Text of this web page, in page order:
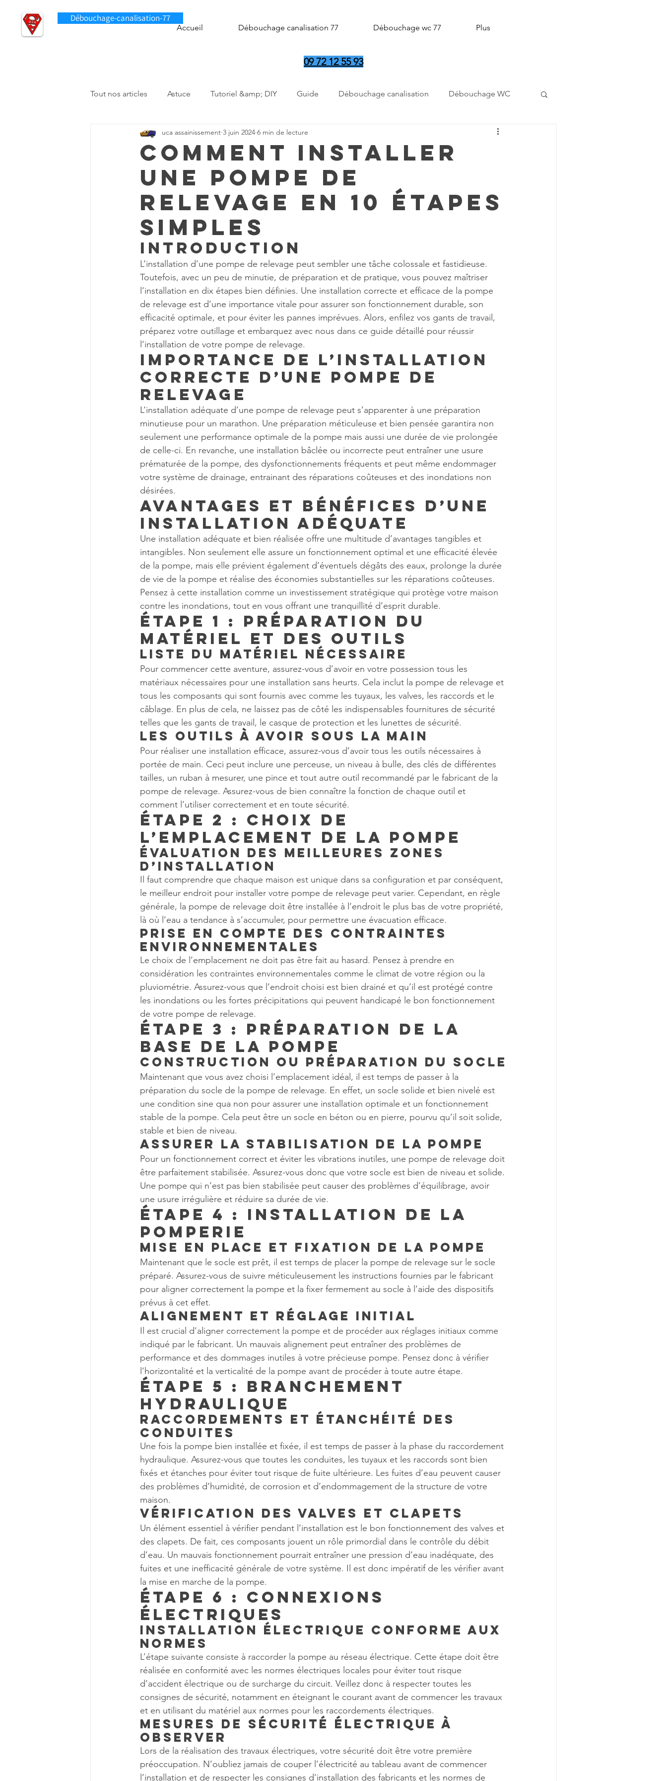
Débouchage-canalisation-77
Accueil Débouchage canalisation 77 Débouchage wc 77 Plus
09 72 12 55 93
Tout nos articles Astuce Tutoriel &amp; DIY Guide Débouchage canalisation Débouchage WC
Curage canalisation Pompe de relevage
Comment Installer
une Pompe de
Relevage en 10 Étapes
Simples
uca assainissement 3 juin 2024 6 min de lecture
Introduction
L’installation d’une pompe de relevage peut sembler une tâche colossale et fastidieuse.
Toutefois, avec un peu de minutie, de préparation et de pratique, vous pouvez maîtriser
l’installation en dix étapes bien définies. Une installation correcte et efficace de la pompe
de relevage est d’une importance vitale pour assurer son fonctionnement durable, son
efficacité optimale, et pour éviter les pannes imprévues. Alors, enfilez vos gants de travail,
préparez votre outillage et embarquez avec nous dans ce guide détaillé pour réussir
l’installation de votre pompe de relevage.
Importance de l’installation
correcte d’une pompe de
relevage
L’installation adéquate d’une pompe de relevage peut s’apparenter à une préparation
minutieuse pour un marathon. Une préparation méticuleuse et bien pensée garantira non
seulement une performance optimale de la pompe mais aussi une durée de vie prolongée
de celle-ci. En revanche, une installation bâclée ou incorrecte peut entraîner une usure
prématurée de la pompe, des dysfonctionnements fréquents et peut même endommager
votre système de drainage, entrainant des réparations coûteuses et des inondations non
désirées.
Avantages et bénéfices d’une
installation adéquate
Une installation adéquate et bien réalisée offre une multitude d’avantages tangibles et
intangibles. Non seulement elle assure un fonctionnement optimal et une efficacité élevée
de la pompe, mais elle prévient également d’éventuels dégâts des eaux, prolonge la durée
de vie de la pompe et réalise des économies substantielles sur les réparations coûteuses.
Pensez à cette installation comme un investissement stratégique qui protège votre maison
contre les inondations, tout en vous offrant une tranquillité d’esprit durable.
Étape 1 : Préparation du
Matériel et des Outils
Liste du matériel nécessaire
Pour commencer cette aventure, assurez-vous d’avoir en votre possession tous les
matériaux nécessaires pour une installation sans heurts. Cela inclut la pompe de relevage et
tous les composants qui sont fournis avec comme les tuyaux, les valves, les raccords et le
câblage. En plus de cela, ne laissez pas de côté les indispensables fournitures de sécurité
telles que les gants de travail, le casque de protection et les lunettes de sécurité.
Les outils à avoir sous la main
Pour réaliser une installation efficace, assurez-vous d’avoir tous les outils nécessaires à
portée de main. Ceci peut inclure une perceuse, un niveau à bulle, des clés de différentes
tailles, un ruban à mesurer, une pince et tout autre outil recommandé par le fabricant de la
pompe de relevage. Assurez-vous de bien connaître la fonction de chaque outil et
comment l’utiliser correctement et en toute sécurité.
Étape 2 : Choix de
l’Emplacement de la Pompe
Évaluation des meilleures zones
d’installation
Il faut comprendre que chaque maison est unique dans sa configuration et par conséquent,
le meilleur endroit pour installer votre pompe de relevage peut varier. Cependant, en règle
générale, la pompe de relevage doit être installée à l’endroit le plus bas de votre propriété,
là où l’eau a tendance à s’accumuler, pour permettre une évacuation efficace.
Prise en compte des contraintes
environnementales
Le choix de l’emplacement ne doit pas être fait au hasard. Pensez à prendre en
considération les contraintes environnementales comme le climat de votre région ou la
pluviométrie. Assurez-vous que l’endroit choisi est bien drainé et qu’il est protégé contre
les inondations ou les fortes précipitations qui peuvent handicapé le bon fonctionnement
de votre pompe de relevage.
Étape 3 : Préparation de la
Base de la Pompe
Construction ou préparation du socle
Maintenant que vous avez choisi l’emplacement idéal, il est temps de passer à la
préparation du socle de la pompe de relevage. En effet, un socle solide et bien nivelé est
une condition sine qua non pour assurer une installation optimale et un fonctionnement
stable de la pompe. Cela peut être un socle en béton ou en pierre, pourvu qu’il soit solide,
stable et bien de niveau.
Assurer la stabilisation de la pompe
Pour un fonctionnement correct et éviter les vibrations inutiles, une pompe de relevage doit
être parfaitement stabilisée. Assurez-vous donc que votre socle est bien de niveau et solide.
Une pompe qui n’est pas bien stabilisée peut causer des problèmes d’équilibrage, avoir
une usure irrégulière et réduire sa durée de vie.
Étape 4 : Installation de la
Pomperie
Mise en place et fixation de la pompe
Maintenant que le socle est prêt, il est temps de placer la pompe de relevage sur le socle
préparé. Assurez-vous de suivre méticuleusement les instructions fournies par le fabricant
pour aligner correctement la pompe et la fixer fermement au socle à l’aide des dispositifs
prévus à cet effet.
Alignement et réglage initial
Il est crucial d’aligner correctement la pompe et de procéder aux réglages initiaux comme
indiqué par le fabricant. Un mauvais alignement peut entraîner des problèmes de
performance et des dommages inutiles à votre précieuse pompe. Pensez donc à vérifier
l’horizontalité et la verticalité de la pompe avant de procéder à toute autre étape.
Étape 5 : Branchement
Hydraulique
Raccordements et étanchéité des
conduites
Une fois la pompe bien installée et fixée, il est temps de passer à la phase du raccordement
hydraulique. Assurez-vous que toutes les conduites, les tuyaux et les raccords sont bien
fixés et étanches pour éviter tout risque de fuite ultérieure. Les fuites d’eau peuvent causer
des problèmes d’humidité, de corrosion et d’endommagement de la structure de votre
maison.
Vérification des valves et clapets
Un élément essentiel à vérifier pendant l’installation est le bon fonctionnement des valves et
des clapets. De fait, ces composants jouent un rôle primordial dans le contrôle du débit
d’eau. Un mauvais fonctionnement pourrait entraîner une pression d’eau inadéquate, des
fuites et une inefficacité générale de votre système. Il est donc impératif de les vérifier avant
la mise en marche de la pompe.
Étape 6 : Connexions
Électriques
Installation électrique conforme aux
normes
L’étape suivante consiste à raccorder la pompe au réseau électrique. Cette étape doit être
réalisée en conformité avec les normes électriques locales pour éviter tout risque
d’accident électrique ou de surcharge du circuit. Veillez donc à respecter toutes les
consignes de sécurité, notamment en éteignant le courant avant de commencer les travaux
et en utilisant du matériel aux normes pour les raccordements électriques.
Mesures de sécurité électrique à
observer
Lors de la réalisation des travaux électriques, votre sécurité doit être votre première
préoccupation. N’oubliez jamais de couper l’électricité au tableau avant de commencer
l’installation et de respecter les consignes d’installation des fabricants et les normes de